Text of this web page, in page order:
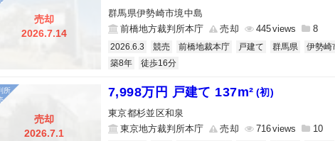
売却
2026.7.14
群馬県伊勢崎市境中島
前橋地方裁判所本庁
売却 445 8
2026.6.3 競売 前橋地裁本庁 戸建て 群馬県 伊勢崎
築8年
徒歩16分
売却
2026.7.1
7,998万円 戸建て 137m² (初)
東京都杉並区和泉
東京地方裁判所本庁
売却 716 10